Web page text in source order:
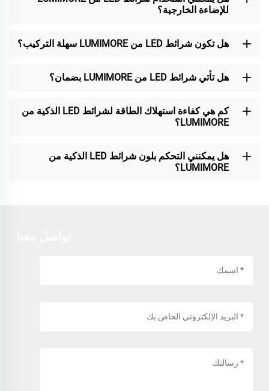
للإضاءة الخارجية؟
هل تكون شرائط LED من LUMIMORE سهلة التركيب؟
هل تأتي شرائط LED من LUMIMORE بضمان؟
كم هي كفاءة استهلاك الطاقة لشرائط LED الذكية من
LUMIMORE؟
هل يمكنني التحكم بلون شرائط LED الذكية من
LUMIMORE؟